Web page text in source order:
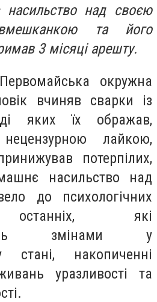
над своєю
та його
3 місяці арешту.
окружна
вчиняв сварки із
яких їх ображав,
лайкою,
потерпілих,
насильство над
до психологічних
останніх, які
змінами у
стані, накопиченні
уразливості та